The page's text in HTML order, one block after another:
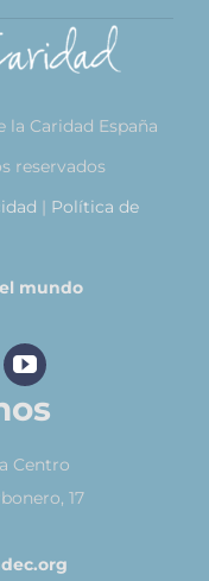
la Caridad España
reservados
| Política de
mundo
Centro
17